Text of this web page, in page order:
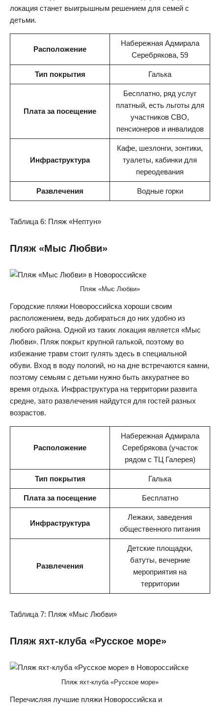
локация станет выигрышным решением для семей с
детьми.
Расположение
Набережная Адмирала
Серебрякова, 59
Тип покрытия Галька
Плата за посещение
Бесплатно, ряд услуг
платный, есть льготы для
участников СВО,
пенсионеров и инвалидов
Инфраструктура
Кафе, шезлонги, зонтики,
туалеты, кабинки для
переодевания
Развлечения Водные горки
Таблица 6: Пляж «Нептун»
Пляж «Мыс Любви»
Пляж «Мыс Любви»
Городские пляжи Новороссийска хороши своим
расположением, ведь добираться до них удобно из
любого района. Одной из таких локация является «Мыс
Любви». Пляж покрыт крупной галькой, поэтому во
избежание травм стоит гулять здесь в специальной
обуви. Вход в воду пологий, но на дне встречаются камни,
поэтому семьям с детьми нужно быть аккуратнее во
время отдыха. Инфраструктура на территории развита
средне, зато развлечения найдутся для гостей разных
возрастов.
Расположение
Набережная Адмирала
Серебрякова (участок
рядом с ТЦ Галерея)
Тип покрытия Галька
Плата за посещение Бесплатно
Инфраструктура
Лежаки, заведения
общественного питания
Развлечения
Детские площадки,
батуты, вечерние
мероприятия на
территории
Таблица 7: Пляж «Мыс Любви»
Пляж яхт-клуба «Русское море»
Пляж яхт-клуба «Русское море»
Перечисляя лучшие пляжи Новороссийска и